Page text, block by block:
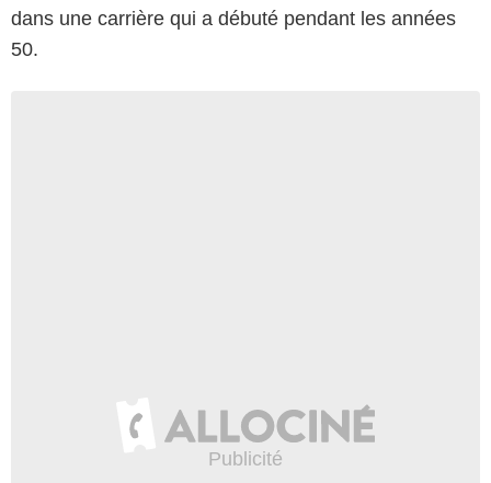
dans une carrière qui a débuté pendant les années
50.